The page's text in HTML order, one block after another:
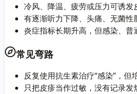
冷风、降温、疲劳或压力可诱
有逐渐听力下降、头痛、无菌
炎症指标长期升高，但感染、
常见弯路
反复使用抗生素治疗“感染”，但
只把皮疹当作过敏，没有记录